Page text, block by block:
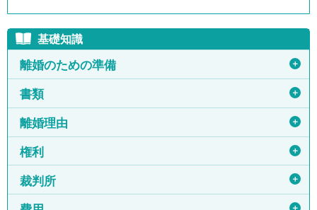
基礎知識
離婚のための準備 ＋
書類 ＋
離婚理由 ＋
権利 ＋
裁判所 ＋